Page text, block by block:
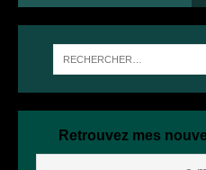
Retrouvez mes